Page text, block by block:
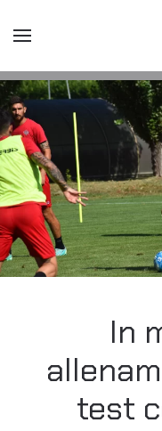
In
test